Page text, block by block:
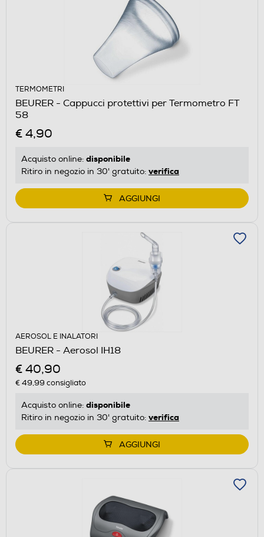
TERMOMETRI
BEURER - Cappucci protettivi per Termometro FT
58
€ 4,90
Acquisto online: disponibile
Ritiro in negozio in 30' gratuito: verifica
AGGIUNGI
AEROSOL E INALATORI
BEURER - Aerosol IH18
€ 40,90
€ 49,99 consigliato
Acquisto online: disponibile
Ritiro in negozio in 30' gratuito: verifica
AGGIUNGI